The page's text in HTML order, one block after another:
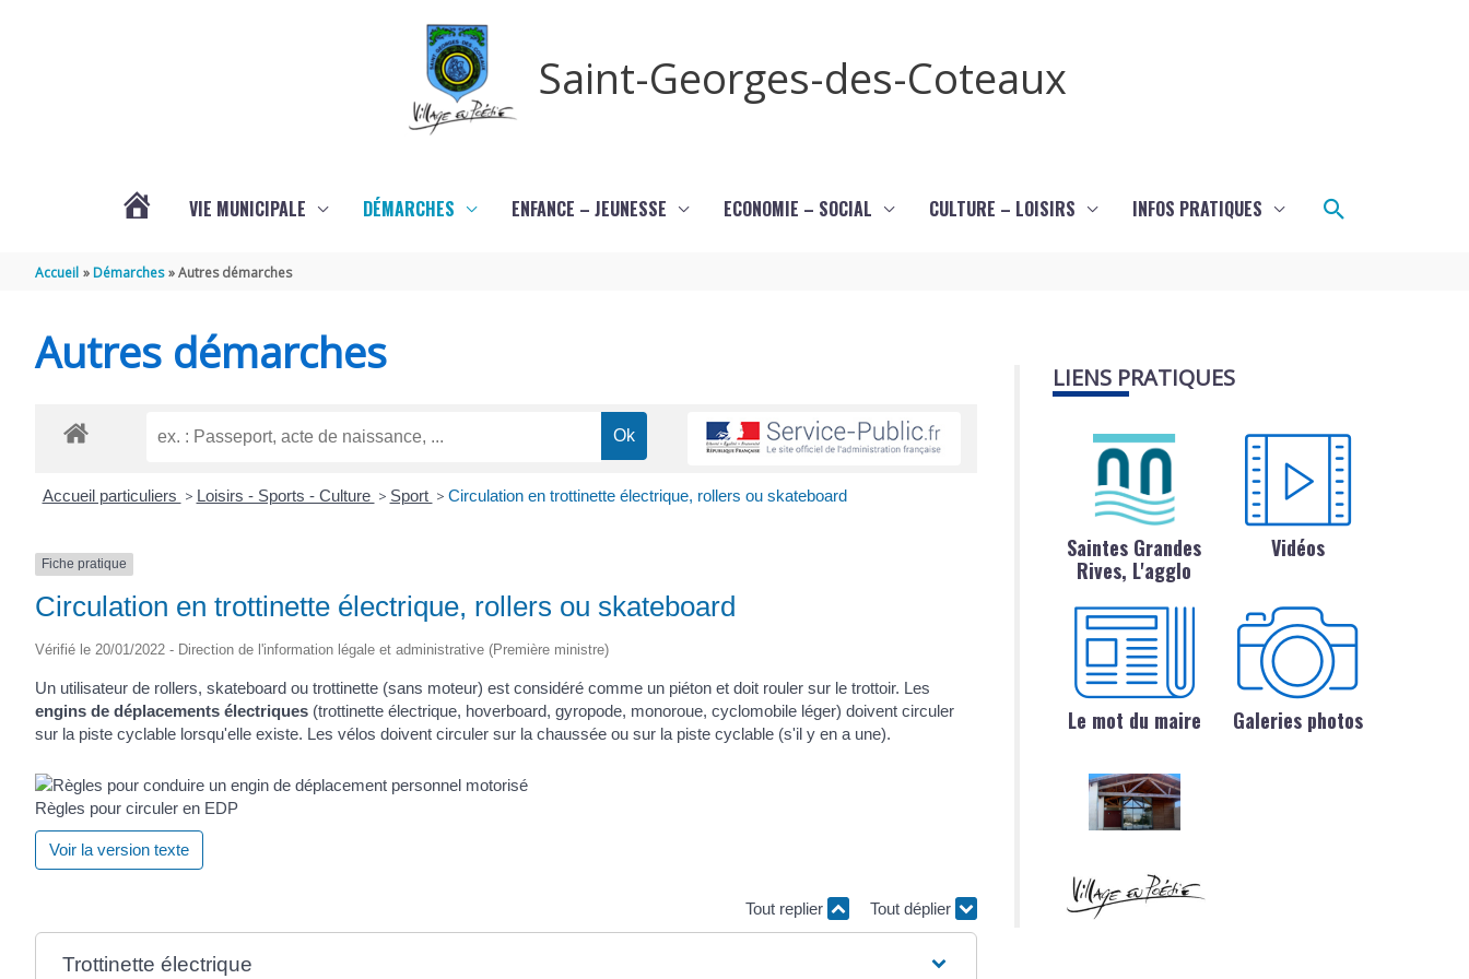
Saint-Georges-des-Coteaux
VIE MUNICIPALE DÉMARCHES ENFANCE – JEUNESSE ECONOMIE – SOCIAL CULTURE – LOISIRS INFOS PRATIQUES Rechercher
Accueil Démarches Autres démarches
Autres démarches
Accueil particuliers > Loisirs - Sports - Culture > Sport > Circulation en trottinette électrique, rollers ou skateboard
Fiche pratique
Circulation en trottinette électrique, rollers ou skateboard
Vérifié le 20/01/2022 - Direction de l'information légale et administrative (Première ministre)
Un utilisateur de rollers, skateboard ou trottinette (sans moteur) est considéré comme un piéton et doit rouler sur le trottoir. Les
engins de déplacements électriques (trottinette électrique, hoverboard, gyropode, monoroue, cyclomobile léger) doivent circuler
sur la piste cyclable lorsqu'elle existe. Les vélos doivent circuler sur la chaussée ou sur la piste cyclable (s'il y en a une).
Règles pour circuler en EDP
Voir la version texte
Tout replier Tout déplier
Trottinette électrique
LIENS PRATIQUES
Saintes Grandes
Rives, L'agglo
Vidéos
Le mot du maire Galeries photos